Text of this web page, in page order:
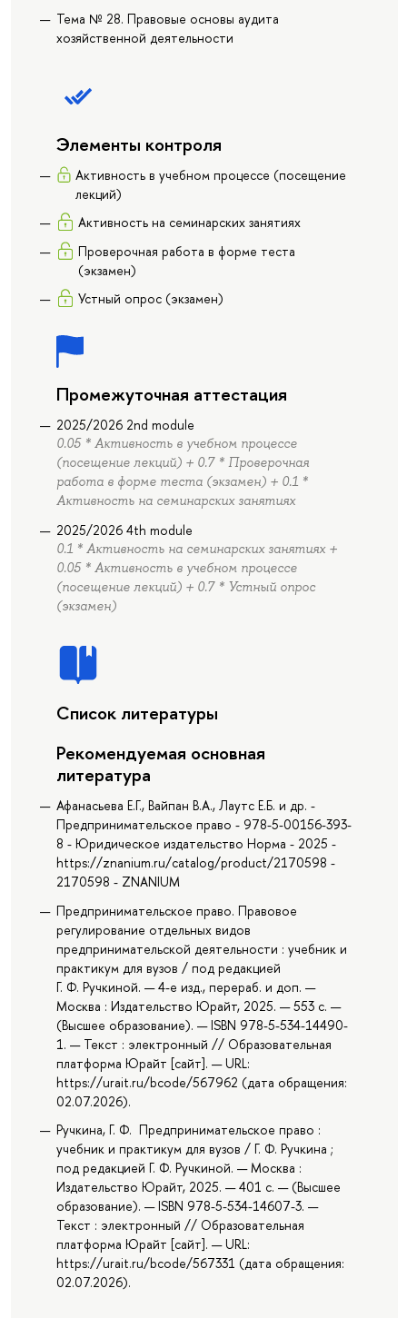
Тема № 28. Правовые основы аудита
хозяйственной деятельности
Элементы контроля
Активность в учебном процессе (посещение
лекций)
Активность на семинарских занятиях
Проверочная работа в форме теста
(экзамен)
Устный опрос (экзамен)
Промежуточная аттестация
2025/2026 2nd module
0.05 * Активность в учебном процессе
(посещение лекций) + 0.7 * Проверочная
работа в форме теста (экзамен) + 0.1 *
Активность на семинарских занятиях
2025/2026 4th module
0.1 * Активность на семинарских занятиях +
0.05 * Активность в учебном процессе
(посещение лекций) + 0.7 * Устный опрос
(экзамен)
Список литературы
Рекомендуемая основная
литература
Афанасьева Е.Г., Вайпан В.А., Лаутс Е.Б. и др. -
Предпринимательское право - 978-5-00156-393-
8 - Юридическое издательство Норма - 2025 -
https://znanium.ru/catalog/product/2170598 -
2170598 - ZNANIUM
Предпринимательское право. Правовое
регулирование отдельных видов
предпринимательской деятельности : учебник и
практикум для вузов / под редакцией
Г. Ф. Ручкиной. — 4-е изд., перераб. и доп. —
Москва : Издательство Юрайт, 2025. — 553 с. —
(Высшее образование). — ISBN 978-5-534-14490-
1. — Текст : электронный // Образовательная
платформа Юрайт [сайт]. — URL:
https://urait.ru/bcode/567962 (дата обращения:
02.07.2026).
Ручкина, Г. Ф. Предпринимательское право :
учебник и практикум для вузов / Г. Ф. Ручкина ;
под редакцией Г. Ф. Ручкиной. — Москва :
Издательство Юрайт, 2025. — 401 с. — (Высшее
образование). — ISBN 978-5-534-14607-3. —
Текст : электронный // Образовательная
платформа Юрайт [сайт]. — URL:
https://urait.ru/bcode/567331 (дата обращения:
02.07.2026).